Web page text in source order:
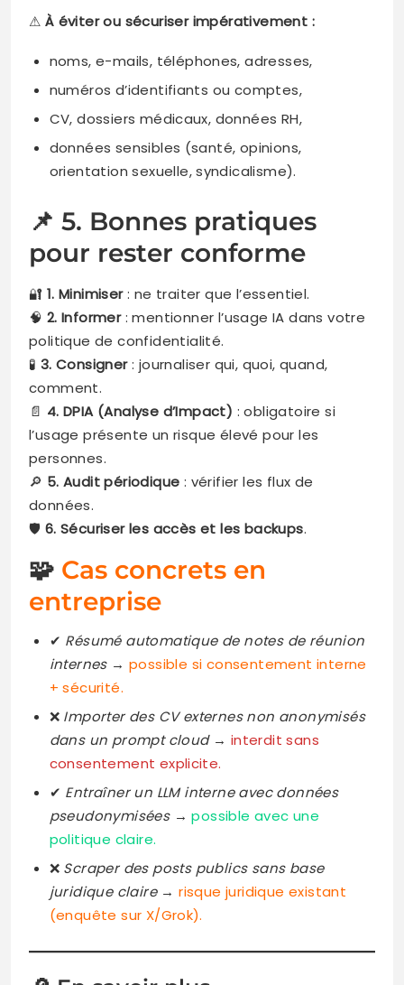
⚠ À éviter ou sécuriser impérativement :
noms, e-mails, téléphones, adresses,
numéros d’identifiants ou comptes,
CV, dossiers médicaux, données RH,
données sensibles (santé, opinions,
orientation sexuelle, syndicalisme).
📌 5. Bonnes pratiques
pour rester conforme
🔐 1. Minimiser: ne traiter que l’essentiel.
🧠 2. Informer: mentionner l’usage IA dans votre
politique de confidentialité.
🧪 3. Consigner: journaliser qui, quoi, quand,
comment.
📄 4. DPIA (Analyse d’Impact) : obligatoire si
l’usage présente un risque élevé pour les
personnes.
🔎 5. Audit périodique : vérifier les flux de
données.
🛡️ 6. Sécuriser les accès et les backups.
🧩 Cas concrets en
entreprise
✔ Résumé automatique de notes de réunion
internes→ possible si consentement interne
+ sécurité.
❌ Importer des CV externes non anonymisés
dans un prompt cloud→ interdit sans
consentement explicite.
✔ Entraîner un LLM interne avec données
pseudonymisées→possible avec une
politique claire.
❌ Scraper des posts publics sans base
juridique claire→risque juridique existant
(enquête sur X/Grok).